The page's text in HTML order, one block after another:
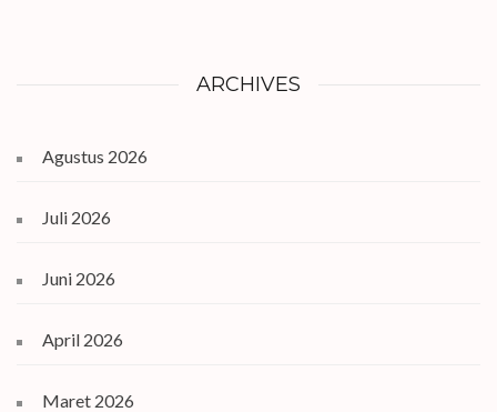
ARCHIVES
Agustus 2026
Juli 2026
Juni 2026
April 2026
Maret 2026